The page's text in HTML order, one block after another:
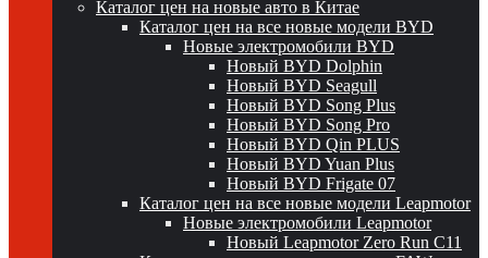
Каталог цен на новые авто в Китае
Каталог цен на все новые модели BYD
Новые электромобили BYD
Новый BYD Dolphin
Новый BYD Seagull
Новый BYD Song Plus
Новый BYD Song Pro
Новый BYD Qin PLUS
Новый BYD Yuan Plus
Новый BYD Frigate 07
Каталог цен на все новые модели Leapmotor
Новые электромобили Leapmotor
Новый Leapmotor Zero Run C11